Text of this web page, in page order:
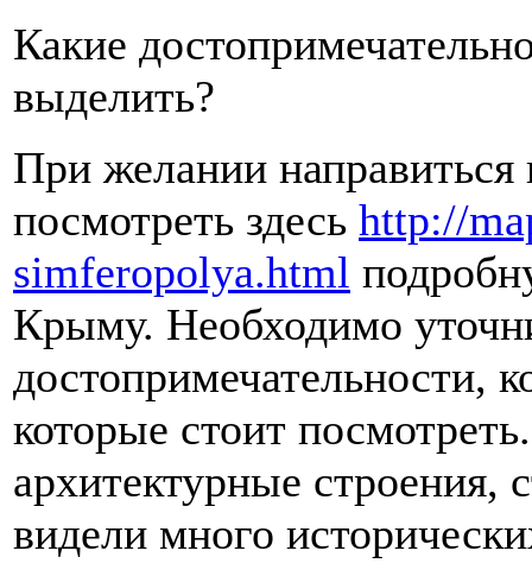
Какие
выделить?
При желании
посмотреть здесь http://
simferopolya.html
Крыму. Необходимо
достопримечательности,
которые стоит
архитектурные строения,
видели много